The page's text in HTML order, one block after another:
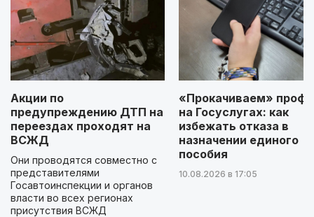
Акции по
предупреждению ДТП на
переездах проходят на
ВСЖД
Они проводятся совместно с
представителями
Госавтоинспекции и органов
власти во всех регионах
присутствия ВСЖД
«Прокачиваем»
на Госуслугах: как
избежать отказа в
назначении единого
пособия
10.08.2026 в 17:05